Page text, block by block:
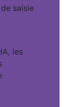
saisie
les